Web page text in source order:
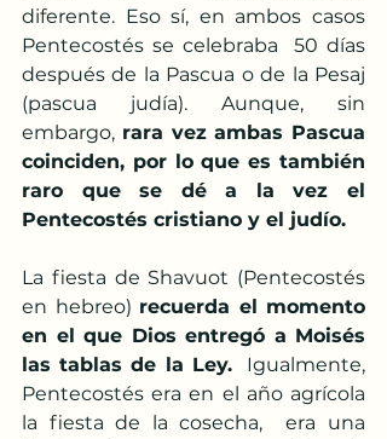
diferente. Eso sí, en ambos casos
Pentecostés se celebraba  50 días
después de la Pascua o de la Pesaj
(pascua judía). Aunque, sin
embargo, rara vez ambas Pascua
coinciden, por lo que es también
raro que se dé a la vez el
Pentecostés cristiano y el judío.
La fiesta de Shavuot (Pentecostés
en hebreo) recuerda el momento
en el que Dios entregó a Moisés
las tablas de la Ley.
  Igualmente,
Pentecostés era en el año agrícola
la fiesta de la cosecha,  era una